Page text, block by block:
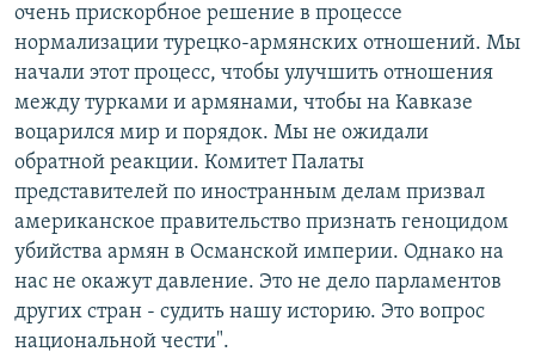
очень прискорбное решение в процессе
нормализации турецко-армянских отношений. Мы
начали этот процесс, чтобы улучшить отношения
между турками и армянами, чтобы на Кавказе
воцарился мир и порядок. Мы не ожидали
обратной реакции. Комитет Палаты
представителей по иностранным делам призвал
американское правительство признать геноцидом
убийства армян в Османской империи. Однако на
нас не окажут давление. Это не дело парламентов
других стран - судить нашу историю. Это вопрос
национальной чести".